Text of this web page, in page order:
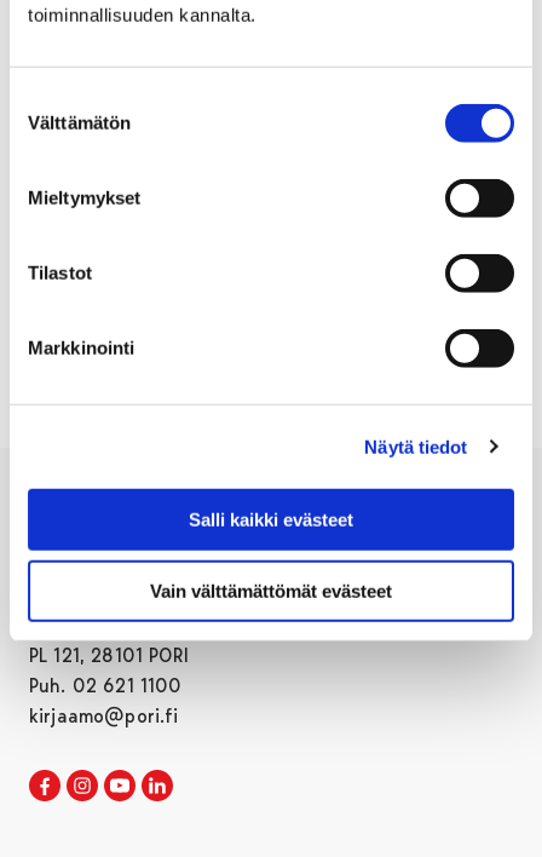
toiminnallisuuden kannalta.
valinta
Välttämätön
Mieltymykset
Tilastot
Markkinointi
Näytä tiedot
Salli kaikki evästeet
Vain välttämättömät evästeet
Liikunta
Tapahtumakalenteri
Porin kaupunki
PL 121, 28101 PORI
Puh. 02 621 1100
kirjaamo@pori.fi
Porin kaupunki Facebookissa
Avautuu uudessa välilehdessä
Porin kaupunki Instagramissa
Avautuu uudessa välilehdessä
Porin kaupunki Youtubessa
Avautuu uudessa välilehdessä